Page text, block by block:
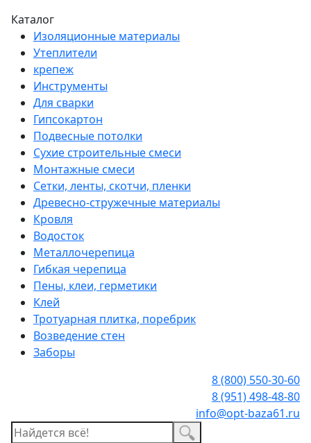
Каталог
Изоляционные материалы
Утеплители
крепеж
Инструменты
Для сварки
Гипсокартон
Подвесные потолки
Сухие строительные смеси
Монтажные смеси
Сетки, ленты, скотчи, пленки
Древесно-стружечные материалы
Кровля
Водосток
Металлочерепица
Гибкая черепица
Пены, клеи, герметики
Клей
Тротуарная плитка, поребрик
Возведение стен
Заборы
8 (800) 550-30-60
8 (951) 498-48-80
info@opt-baza61.ru